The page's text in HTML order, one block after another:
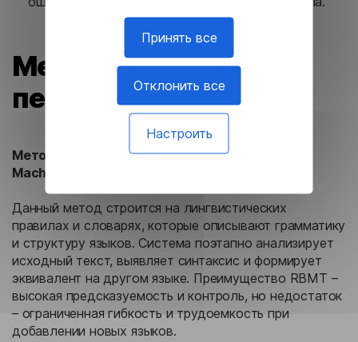
Принять все
Отклонить все
Настроить
Методы машинного
перевода
Метод, основанный на правилах (Rule-based
Machine Translation, RBMT)
Данный метод строится на лингвистических
правилах и словарях, которые описывают грамматику
и структуру языков. Система поэтапно анализирует
исходный текст, выявляет синтаксис и формирует
эквивалент на другом языке. Преимущество RBMT –
высокая предсказуемость и контроль, но недостаток
– ограниченная гибкость и трудоемкость при
добавлении новых языков.